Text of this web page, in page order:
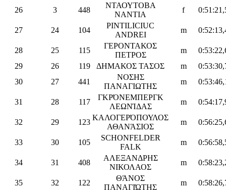
26 3 448
ΝΤΑΟΥΤΟΒΑ
ΝΑΝΤΙΑ
f
27 24 104
PINTILICIUC
ANDREI
m
28 25 115
ΓΕΡΟΝΤΑΚΟΣ
ΠΕΤΡΟΣ
m
29
26 119 ΔΗΜΑΚΟΣ ΤΑΣΟΣ m
30
27 441
ΝΟΣΗΣ
ΠΑΝΑΓΙΩΤΗΣ
m
31 28 117
ΓΚΡΌΝΕΜΠΕΡΓΚ
ΛΕΩΝΊΔΑΣ
m
32 29 123
ΚΑΛΟΓΕΡΌΠΟΥΛΟΣ
ΑΘΑΝΆΣΙΟΣ
m
33 30 105
SCHONFELDER
FALK
m
34 31 408
ΑΛΕΞΑΝΔΡΗΣ
ΝΙΚΟΛΑΟΣ
m
35 32 122
ΘΆΝΟΣ
ΠΑΝΑΓΙΏΤΗΣ
m